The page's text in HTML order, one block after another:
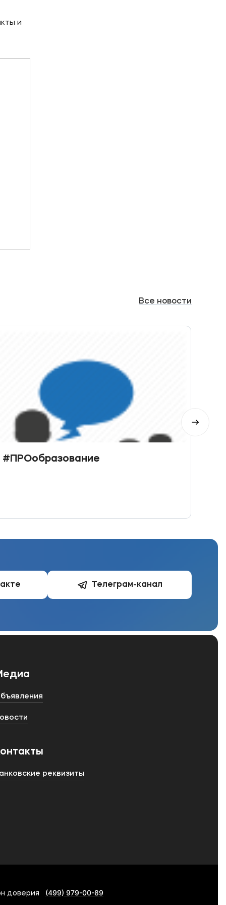
и
Все новости
#ПРОобразование
Телеграм-канал
реквизиты
доверия (499) 979-00-89